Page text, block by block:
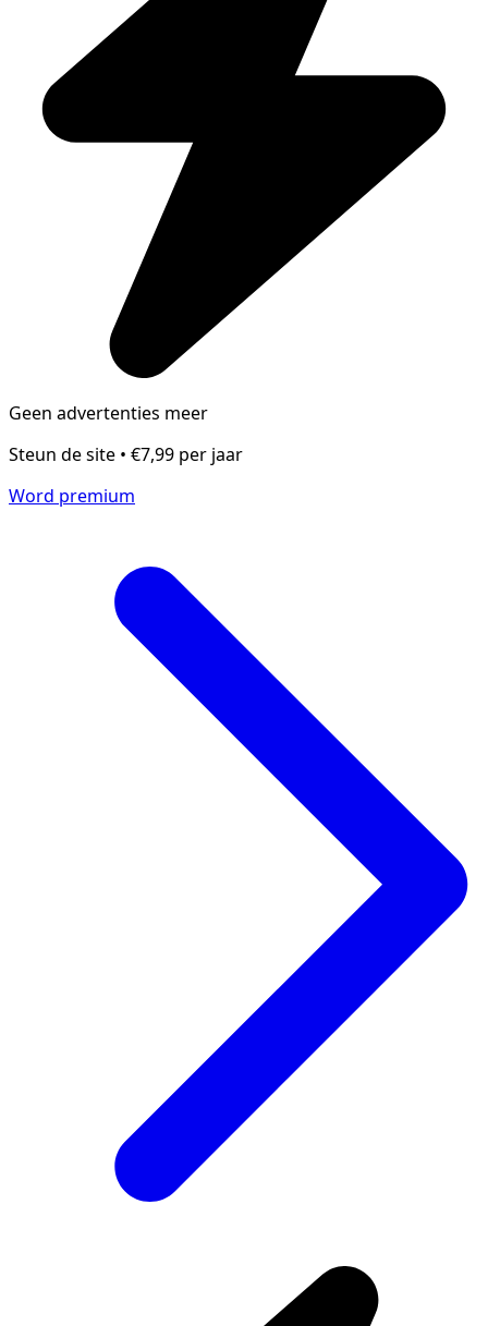
Geen advertenties meer
Steun de site • €7,99 per jaar
Word premium